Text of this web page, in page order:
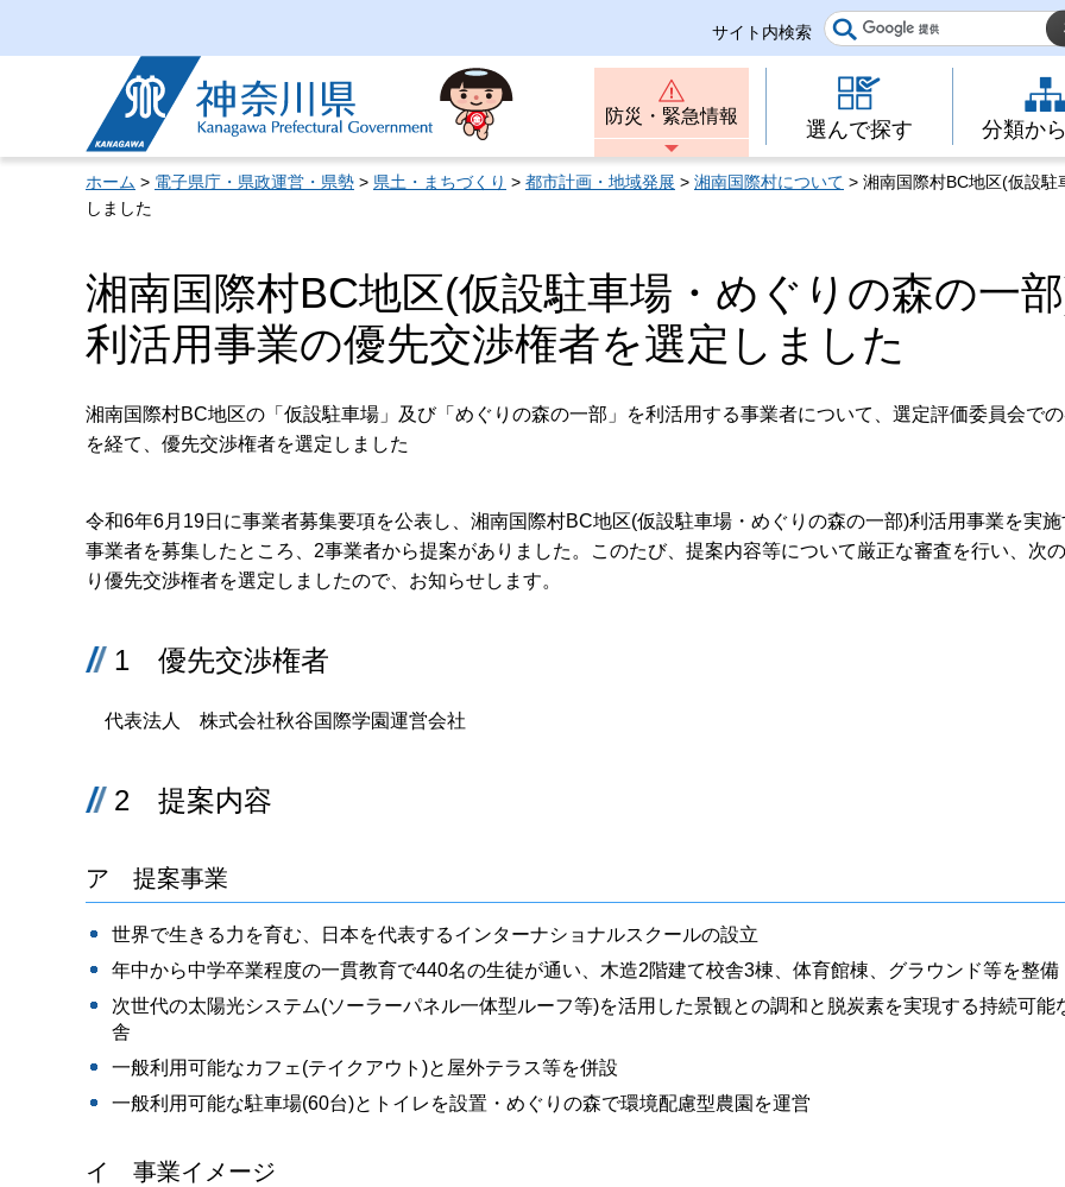
サイト内検索
神奈川県
防災・緊急情報
選んで探す 分類か
ホーム > 電子県庁・県政運営・県勢 > 県土・まちづくり > 都市計画・地域発展 > 湘南国際村について > 湘南国際村BC地区(仮設
しました
湘南国際村BC地区(仮設駐車場・めぐりの森の一
利活用事業の優先交渉権者を選定しました
湘南国際村BC地区の「仮設駐車場」及び「めぐりの森の一部」を利活用する事業者について、選定評価委員会で
を経て、優先交渉権者を選定しました
令和6年6月19日に事業者募集要項を公表し、湘南国際村BC地区(仮設駐車場・めぐりの森の一部)利活用事業を実
事業者を募集したところ、2事業者から提案がありました。このたび、提案内容等について厳正な審査を行い、次
り優先交渉権者を選定しましたので、お知らせします。
1 優先交渉権者
代表法人 株式会社秋谷国際学園運営会社
2 提案内容
ア 提案事業
世界で生きる力を育む、日本を代表するインターナショナルスクールの設立
年中から中学卒業程度の一貫教育で440名の生徒が通い、木造2階建て校舎3棟、体育館棟、グラウンド等を整備
次世代の太陽光システム(ソーラーパネル一体型ルーフ等)を活用した景観との調和と脱炭素を実現する持続可能
舎
一般利用可能なカフェ(テイクアウト)と屋外テラス等を併設
一般利用可能な駐車場(60台)とトイレを設置・めぐりの森で環境配慮型農園を運営
イ 事業イメージ